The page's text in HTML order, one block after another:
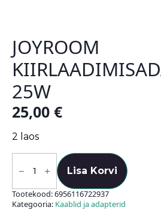
JOYROOM
25W
25,00 €
2 laos
Joyroom
kiirlaadimisadapter
25W
kogus
Lisa Korvi
Tootekood:6956116722937
Kategooria: Kaablid ja adapterid